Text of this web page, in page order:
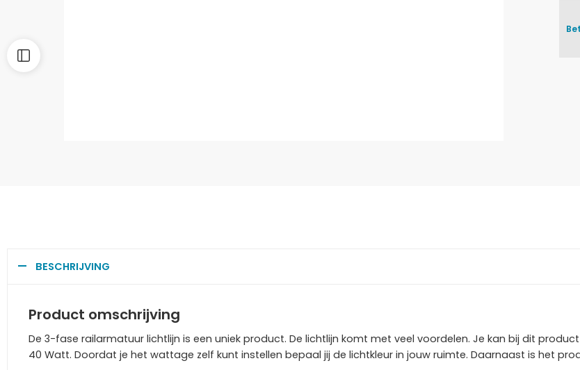
BESCHRIJVING
Product omschrijving
De 3-fase railarmatuur lichtlijn is een uniek product. De lichtlijn komt met veel voordelen. Je kan bij dit
40 Watt. Doordat je het wattage zelf kunt instellen bepaal jij de lichtkleur in jouw ruimte. Daarnaast is het